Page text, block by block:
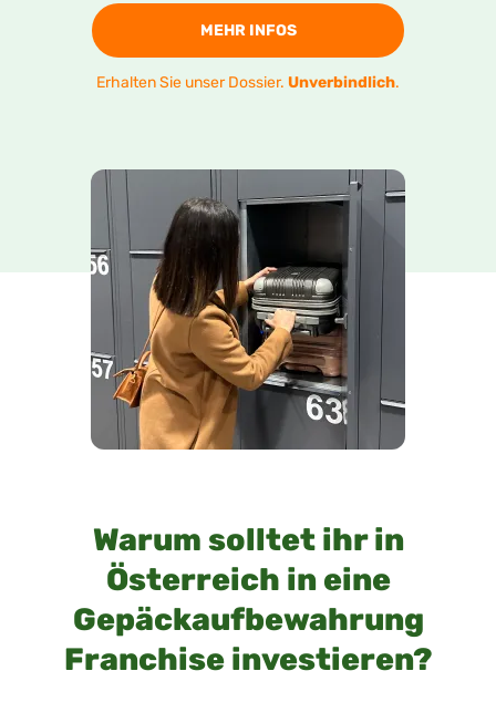
MEHR INFOS
Erhalten Sie unser Dossier. Unverbindlich.
Warum solltet ihr in
Österreich in eine
Gepäckaufbewahrung
Franchise investieren?